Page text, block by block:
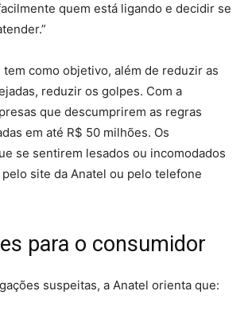
quem está ligando e decidir se
tem como objetivo, além de reduzir as
reduzir os golpes. Com a
que descumprirem as regras
em até R$ 50 milhões. Os
se sentirem lesados ou incomodados
site da Anatel ou pelo telefone
para o consumidor
suspeitas, a Anatel orienta que: